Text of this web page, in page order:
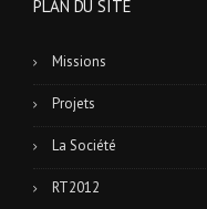
PLAN DU SITE
Missions
Projets
La Société
RT2012